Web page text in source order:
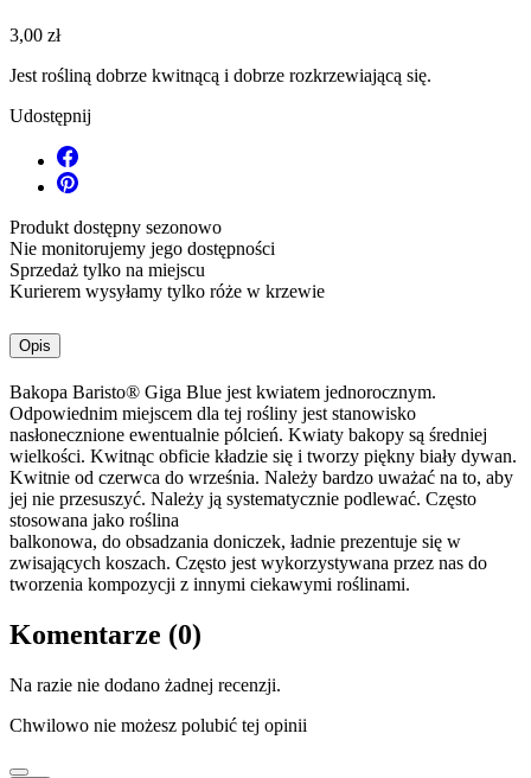
3,00 zł
Jest rośliną dobrze kwitnącą i dobrze rozkrzewiającą się.
Udostępnij
Produkt dostępny sezonowo
Nie monitorujemy jego dostępności
Sprzedaż tylko na miejscu
Kurierem wysyłamy tylko róże w krzewie
Opis
Bakopa Baristo® Giga Blue jest kwiatem jednorocznym.
Odpowiednim miejscem dla tej rośliny jest stanowisko
nasłonecznione ewentualnie pólcień. Kwiaty bakopy są średniej
wielkości. Kwitnąc obficie kładzie się i tworzy piękny biały dywan.
Kwitnie od czerwca do września. Należy bardzo uważać na to, aby
jej nie przesuszyć. Należy ją systematycznie podlewać. Często
stosowana jako roślina
balkonowa, do obsadzania doniczek, ładnie prezentuje się w
zwisających koszach. Często jest wykorzystywana przez nas do
tworzenia kompozycji z innymi ciekawymi roślinami.
Komentarze (0)
Na razie nie dodano żadnej recenzji.
Chwilowo nie możesz polubić tej opinii